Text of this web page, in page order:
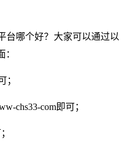
台哪个好？大家可以通过以
；
chs33-com即可；